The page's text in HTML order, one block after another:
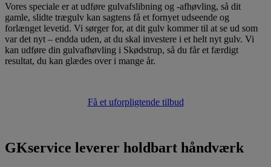
Vores speciale er at udføre gulvafslibning og -afhøvling, så dit
gamle, slidte trægulv kan sagtens få et fornyet udseende og
forlænget levetid. Vi sørger for, at dit gulv kommer til at se ud som
var det nyt – endda uden, at du skal investere i et helt nyt gulv. Vi
kan udføre din gulvafhøvling i Skødstrup, så du får et færdigt
resultat, du kan glædes over i mange år.
Få et uforpligtende tilbud
GKservice leverer holdbart håndværk